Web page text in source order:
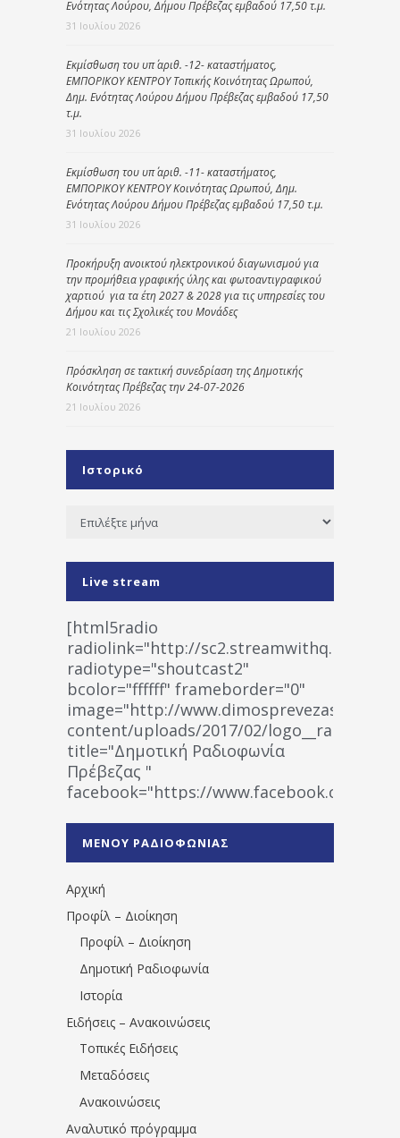
Ενότητας Λούρου, Δήμου Πρέβεζας εμβαδού 17,50 τ.μ.
31 Ιουλίου 2026
Εκμίσθωση του υπ΄ αριθ. -12- καταστήματος,
ΕΜΠΟΡΙΚΟΥ ΚΕΝΤΡΟΥ Τοπικής Κοινότητας Ωρωπού,
Δημ. Ενότητας Λούρου Δήμου Πρέβεζας εμβαδού 17,50
τ.μ.
31 Ιουλίου 2026
Εκμίσθωση του υπ΄ αριθ. -11- καταστήματος,
ΕΜΠΟΡΙΚΟΥ ΚΕΝΤΡΟΥ Κοινότητας Ωρωπού, Δημ.
Ενότητας Λούρου Δήμου Πρέβεζας εμβαδού 17,50 τ.μ.
31 Ιουλίου 2026
Προκήρυξη ανοικτού ηλεκτρονικού διαγωνισμού για
την προμήθεια γραφικής ύλης και φωτοαντιγραφικού
χαρτιού για τα έτη 2027 & 2028 για τις υπηρεσίες του
Δήμου και τις Σχολικές του Μονάδες
21 Ιουλίου 2026
Πρόσκληση σε τακτική συνεδρίαση της Δημοτικής
Κοινότητας Πρέβεζας την 24-07-2026
21 Ιουλίου 2026
Ιστορικό
Ιστορικό
Live stream
[html5radio
radiolink="http://
radiotype="shoutcast2"
bcolor="ffffff" frameborder="0"
image="http://www.dimosprevezas.gr/wp-
content/uploads/2017/02/
title="Δημοτική Ραδιοφωνία
Πρέβεζας "
facebook="https://www.facebook.com/
1531194763766854/" artist="" ]
ΜΕΝΟΥ ΡΑΔΙΟΦΩΝΙΑΣ
Αρχική
Προφίλ – Διοίκηση
Προφίλ – Διοίκηση
Δημοτική Ραδιοφωνία
Ιστορία
Ειδήσεις – Ανακοινώσεις
Τοπικές Ειδήσεις
Μεταδόσεις
Ανακοινώσεις
Αναλυτικό πρόγραμμα